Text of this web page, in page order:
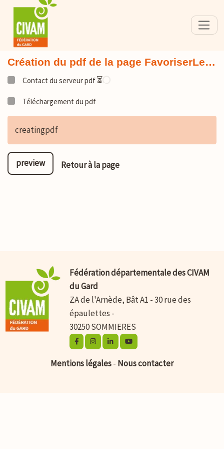
Création du pdf de la page FavoriserLe…
Contact du serveur pdf⏳
Téléchargement du pdf
creatingpdf
preview Retour à la page
Fédération départementale des CIVAM
du Gard
ZA de l'Arnède, Bât A1 - 30 rue des
épaulettes -
30250 SOMMIERES
Mentions légales- Nous contacter